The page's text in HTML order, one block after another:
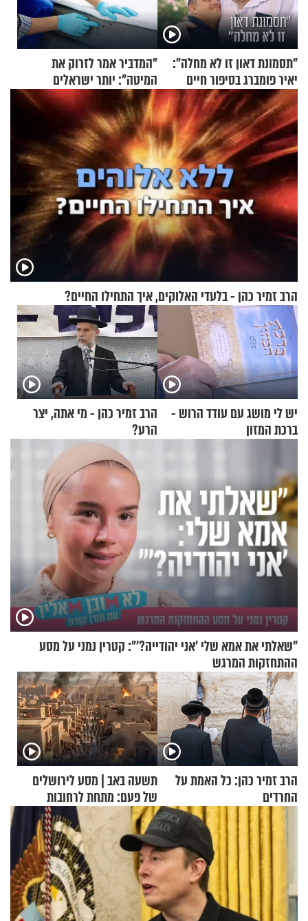
"תסמונת דאון זו לא מחלה":
יאיר פומברג בסיפור חיים
מעורר השראה
"המדביר אמר לזרוק את
המיטה": יותר ישראלים
מדווחים על מכת פשפשי
המיטה
הרב זמיר כהן - בלעדי האלוקים, איך התחילו החיים?
יש לי מושג עם עודד הרוש -
ברכת המזון
הרב זמיר כהן - מי אתה, יצר
הרע?
"שאלתי את אמא שלי 'אני יהודייה?'": קטרין נמני על מסע
ההתחזקות המרגש
הרב זמיר כהן: כל האמת על
החרדים
תשעה באב | מסע לירושלים
של פעם: מתחת לרחובות
ירושלים